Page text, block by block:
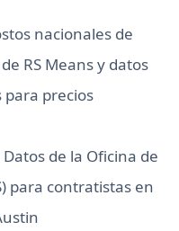
nacionales de
RS Means y datos
para precios
Datos de la Oficina de
para contratistas en